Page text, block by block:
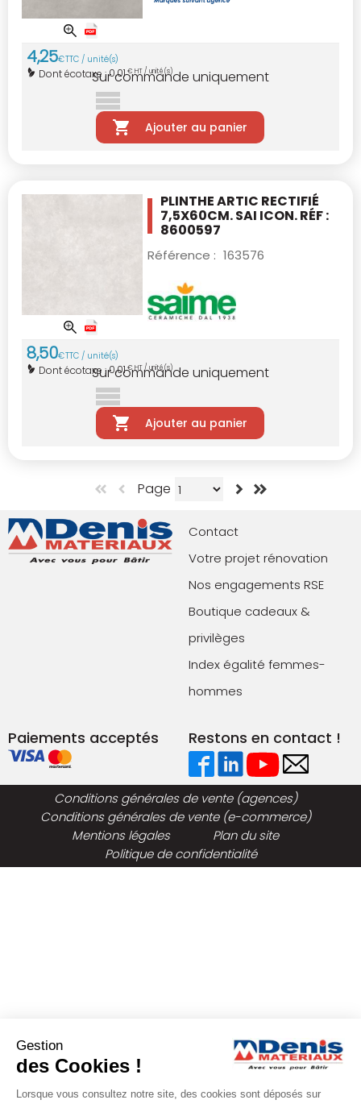
4,25€TTC / unité(s)
Dont écotaxe :0,01€ HT / unité(s)
Sur commande uniquement
Ajouter au panier
PLINTHE ARTIC RECTIFIÉ
7,5X60CM.SAI ICON. RÉF :
8600597
Référence : 163576
8,50€TTC / unité(s)
Dont écotaxe :0,01€ HT / unité(s)
Sur commande uniquement
Ajouter au panier
Page
Contact
Votre projet rénovation
Nos engagements RSE
Boutique cadeaux &
privilèges
Index égalité femmes-
hommes
Paiements acceptés Restons en contact !
Conditions générales de vente (agences)
Conditions générales de vente (e-commerce)
Mentions légales
Plan du site
Politique de confidentialité
Gestion
des Cookies !
Lorsque vous consultez notre site, des cookies sont déposés sur